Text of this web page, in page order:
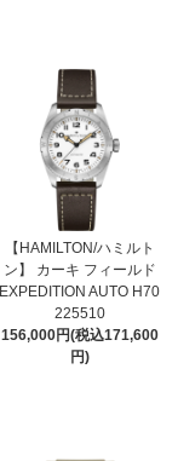
【HAMILTON/ハミルト
ン】 カーキ フィールド
EXPEDITION AUTO H70
225510
156,000円(税込171,600
円)